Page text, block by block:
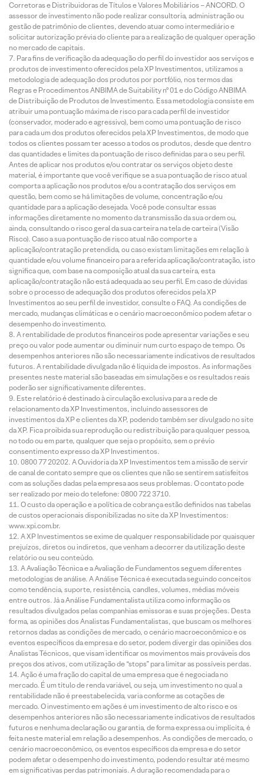
Corretoras e Distribuidoras de Títulos e Valores Mobiliários – ANCORD. O
assessor de investimento não pode realizar consultoria, administração ou
gestão de patrimônio de clientes, devendo atuar como intermediário e
solicitar autorização prévia do cliente para a realização de qualquer operação
no mercado de capitais.
Para fins de verificação da adequação do perfil do investidor aos serviços e
produtos de investimento oferecidos pela XP Investimentos, utilizamos a
metodologia de adequação dos produtos por portfólio, nos termos das
Regras e Procedimentos ANBIMA de Suitability nº 01 e do Código ANBIMA
de Distribuição de Produtos de Investimento. Essa metodologia consiste em
atribuir uma pontuação máxima de risco para cada perfil de investidor
(conservador, moderado e agressivo), bem como uma pontuação de risco
para cada um dos produtos oferecidos pela XP Investimentos, de modo que
todos os clientes possam ter acesso a todos os produtos, desde que dentro
das quantidades e limites da pontuação de risco definidas para o seu perfil.
Antes de aplicar nos produtos e/ou contratar os serviços objeto deste
material, é importante que você verifique se a sua pontuação de risco atual
comporta a aplicação nos produtos e/ou a contratação dos serviços em
questão, bem como se há limitações de volume, concentração e/ou
quantidade para a aplicação desejada. Você pode consultar essas
informações diretamente no momento da transmissão da sua ordem ou,
ainda, consultando o risco geral da sua carteira na tela de carteira (Visão
Risco). Caso a sua pontuação de risco atual não comporte a
aplicação/contratação pretendida, ou caso existam limitações em relação à
quantidade e/ou volume financeiro para a referida aplicação/contratação, isto
significa que, com base na composição atual da sua carteira, esta
aplicação/contratação não está adequada ao seu perfil. Em caso de dúvidas
sobre o processo de adequação dos produtos oferecidos pela XP
Investimentos ao seu perfil de investidor, consulte o FAQ. As condições de
mercado, mudanças climáticas e o cenário macroeconômico podem afetar o
desempenho do investimento.
A rentabilidade de produtos financeiros pode apresentar variações e seu
preço ou valor pode aumentar ou diminuir num curto espaço de tempo. Os
desempenhos anteriores não são necessariamente indicativos de resultados
futuros. A rentabilidade divulgada não é líquida de impostos. As informações
presentes neste material são baseadas em simulações e os resultados reais
poderão ser significativamente diferentes.
Este relatório é destinado à circulação exclusiva para a rede de
relacionamento da XP Investimentos, incluindo assessores de
investimentos da XP e clientes da XP, podendo também ser divulgado no site
da XP. Fica proibida sua reprodução ou redistribuição para qualquer pessoa,
no todo ou em parte, qualquer que seja o propósito, sem o prévio
consentimento expresso da XP Investimentos.
0800 77 20202. A Ouvidoria da XP Investimentos tem a missão de servir
de canal de contato sempre que os clientes que não se sentirem satisfeitos
com as soluções dadas pela empresa aos seus problemas. O contato pode
ser realizado por meio do telefone: 0800 722 3710.
O custo da operação e a política de cobrança estão definidos nas tabelas
de custos operacionais disponibilizadas no site da XP Investimentos:
www.xpi.com.br.
A XP Investimentos se exime de qualquer responsabilidade por quaisquer
prejuízos, diretos ou indiretos, que venham a decorrer da utilização deste
relatório ou seu conteúdo.
A Avaliação Técnica e a Avaliação de Fundamentos seguem diferentes
metodologias de análise. A Análise Técnica é executada seguindo conceitos
como tendência, suporte, resistência, candles, volumes, médias móveis
entre outros. Já a Análise Fundamentalista utiliza como informação os
resultados divulgados pelas companhias emissoras e suas projeções. Desta
forma, as opiniões dos Analistas Fundamentalistas, que buscam os melhores
retornos dadas as condições de mercado, o cenário macroeconômico e os
eventos específicos da empresa e do setor, podem divergir das opiniões dos
Analistas Técnicos, que visam identificar os movimentos mais prováveis dos
preços dos ativos, com utilização de “stops” para limitar as possíveis perdas.
Ação é uma fração do capital de uma empresa que é negociada no
mercado. É um título de renda variável, ou seja, um investimento no qual a
rentabilidade não é preestabelecida, varia conforme as cotações de
mercado. O investimento em ações é um investimento de alto risco e os
desempenhos anteriores não são necessariamente indicativos de resultados
futuros e nenhuma declaração ou garantia, de forma expressa ou implícita, é
feita neste material em relação a desempenhos. As condições de mercado, o
cenário macroeconômico, os eventos específicos da empresa e do setor
podem afetar o desempenho do investimento, podendo resultar até mesmo
em significativas perdas patrimoniais. A duração recomendada para o